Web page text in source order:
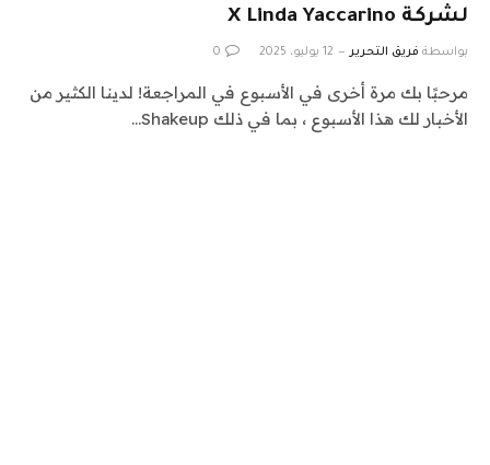
لشركة X Linda Yaccarino
بواسطة فريق التحرير 12 يوليو، 2025 0
مرحبًا بك مرة أخرى في الأسبوع في المراجعة! لدينا الكثير من
الأخبار لك هذا الأسبوع ، بما في ذلك Shakeup…